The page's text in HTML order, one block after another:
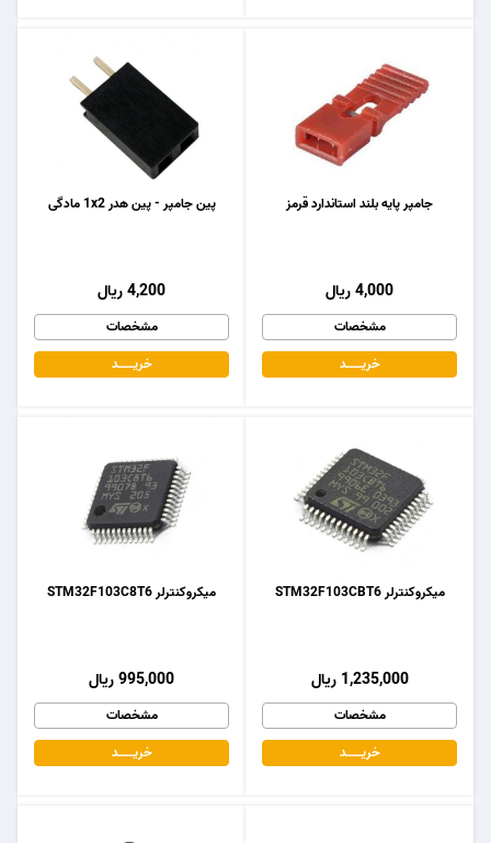
پین جامپر - پین هدر 1x2 مادگی
4,200 ریال
مشخصات
خریـــــــد
جامپر پایه بلند استاندارد قرمز
4,000 ریال
مشخصات
خریـــــــد
میکروکنترلر STM32F103C8T6
995,000 ریال
مشخصات
خریـــــــد
میکروکنترلر STM32F103CBT6
1,235,000 ریال
مشخصات
خریـــــــد